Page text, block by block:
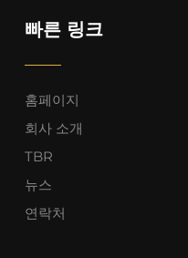
빠른 링크
홈페이지
회사 소개
TBR
뉴스
연락처